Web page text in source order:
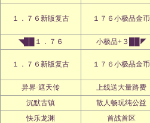
１．７６新版复古 １７６小极品金币
◥██１．７６ 小极品+３██◤
１．７６新版复古 １７６小极品金币
异界·遮天传 上线送大量路费
沉默古镇
散人畅玩纯公益
快乐龙渊
首战首区